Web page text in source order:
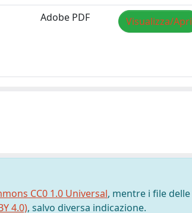
Adobe PDF Visualizza/Apri
CC0 1.0 Universal, mentre i file delle
4.0), salvo diversa indicazione.